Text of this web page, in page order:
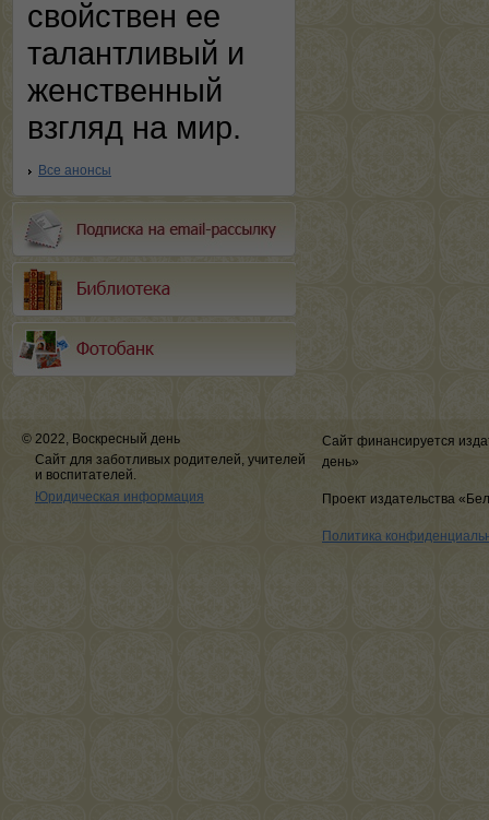
свойствен ее
талантливый и
женственный
взгляд на мир.
Все анонсы
© 2022, Воскресный день
Сайт для заботливых родителей, учителей
и воспитателей.
Юридическая информация
Сайт финансируется
день»
Проект издательства
Политика